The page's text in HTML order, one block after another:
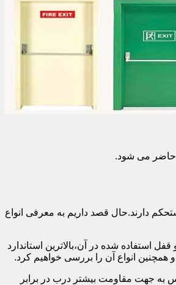
حاضر می شود.
دارند.حال قصد داریم به معرفی انواع
شده در آن،بالاترین استاندارد
انواع آن را بررسی خواهیم کرد.
به جهت مقاومت بیشتر درب در برابر